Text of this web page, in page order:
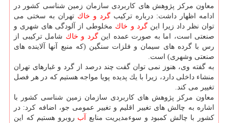
معاون مركز پژوهش های كاربردی سازمان زمین شناسی كشور در
ادامه اظهار داشت: درباره تركیب گرد و خاك تهران به سختی می
توان نظر داد زیرا اینگرد و خاك مخلوطی از آلودگی های شهری و
صنعتی است، اما به صورت عمده اینگرد و خاك شامل تركیبی از
رس با گرده های سیمان و فلزات سنگین (كه منبع آنها آلاینده های
صنعتی وشهری) است.
به گفته وی، هنوز نمی توان گفت چند درصد از گرد و غبارهای تهران
منشاء داخلی دارد، زیرا با یك پدیده پویا مواجه هستیم كه در هر فصل
تغییر می كند.
معاون مركز پژوهش های كاربردی سازمان زمین شناسی كشور با
اشاره به چالش های تغییر اقلیم و تغییر عمومی جو، اضافه كرد: در
كشور با چالش كمبود و سوءمدیریت منابع آب روبرو هستیم كه این